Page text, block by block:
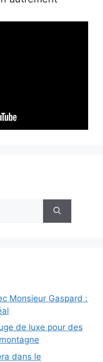
Monsieur Gaspard :
de luxe pour des
dans le